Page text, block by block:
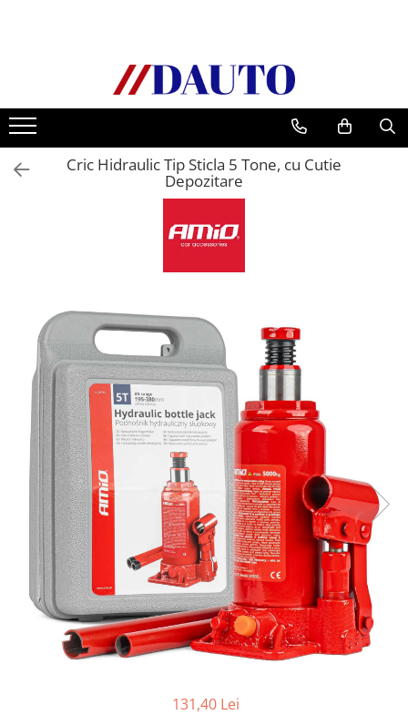
Bullbare, Suporti lumini camioane
Accesorii inox
DAF
CF Euro 6
Iveco
MAN
TGA
TGL
TGX
Mercedes Actros
Mercedes Actros MP2
Mercedes Actros MP3
Mercedes Actros MP4, MP5
Mercedes Actros MP6
Mercedes Arocs
RENAULT
Cric Hidraulic Tip Sticla 5 Tone, cu Cutie
Depozitare
131,40 Lei